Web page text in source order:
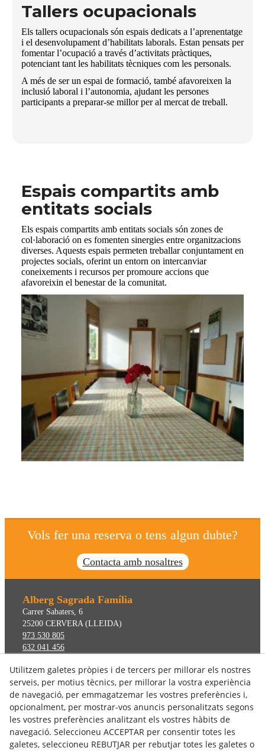
Tallers ocupacionals
Els tallers ocupacionals són espais dedicats a l’aprenentatge
i el desenvolupament d’habilitats laborals. Estan pensats per
fomentar l’ocupació a través d’activitats pràctiques,
potenciant tant les habilitats tècniques com les personals.
A més de ser un espai de formació, també afavoreixen la
inclusió laboral i l’autonomia, ajudant les persones
participants a preparar-se millor per al mercat de treball.
Espais compartits amb
entitats socials
Els espais compartits amb entitats socials són zones de
col·laboració on es fomenten sinergies entre organitzacions
diverses. Aquests espais permeten treballar conjuntament en
projectes socials, oferint un entorn on intercanviar
coneixements i recursos per promoure accions que
afavoreixin el benestar de la comunitat.
Vols fer una reserva o tens algun dubte?
Contacta amb nosaltres
Alberg Sagrada Família
Carrer Sabaters, 6
25200 CERVERA (LLEIDA)
973 530 805
632 041 456
Legals
Avis Legal
Declaració d'accesibilitat
Política Cookies
Política de Privacitat
Utilitzem galetes pròpies i de tercers per millorar els nostres
serveis, per motius tècnics, per millorar la vostra experiència
de navegació, per emmagatzemar les vostres preferències i,
opcionalment, per mostrar-vos anuncis personalitzats segons
les vostres preferències analitzant els vostres hàbits de
navegació. Seleccioneu ACCEPTAR per consentir totes les
galetes, seleccioneu REBUTJAR per rebutjar totes les galetes o